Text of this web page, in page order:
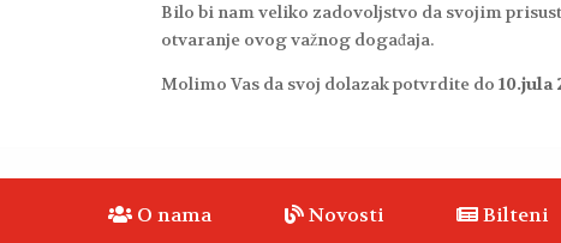
Bilo bi nam veliko zadovoljstvo da svojim
otvaranje ovog važnog događaja.
Molimo Vas da svoj dolazak potvrdite do10.jula
O nama Novosti Bilteni